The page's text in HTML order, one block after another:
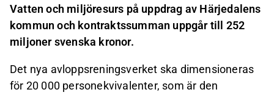
Vatten och miljöresurs på uppdrag av Härjedalens
kommun och kontraktssumman uppgår till 252
miljoner svenska kronor.
Det nya avloppsreningsverket ska dimensioneras
för 20 000 personekvivalenter, som är den